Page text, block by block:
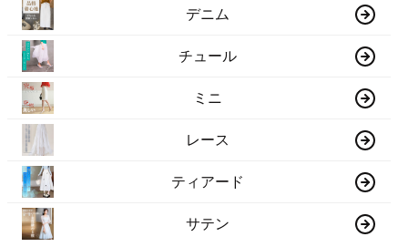
デニム
チュール
ミニ
レース
ティアード
サテン